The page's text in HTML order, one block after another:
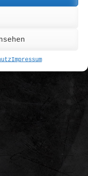
Impressum
D